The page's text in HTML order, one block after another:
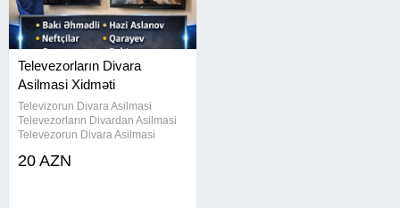
Televezorların Divara
Asilmasi Xidməti
Televizorun Divara Asilmasi
Televezorların Divardan Asilmasi
Televezorun Divara Asilmasi
Televizorlarin Divara Montaji
20 AZN